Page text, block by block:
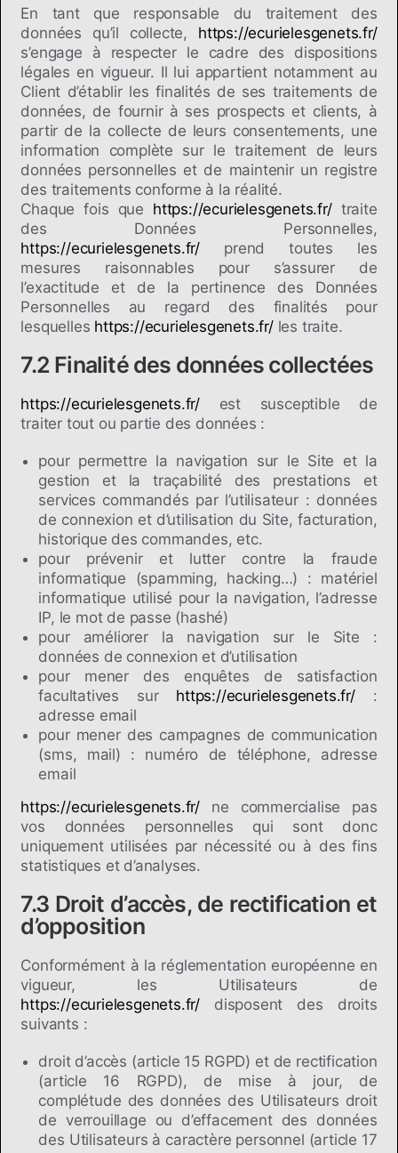
En tant que responsable du traitement des
données qu’il collecte, https://ecurielesgenets.fr/
s’engage à respecter le cadre des dispositions
légales en vigueur. Il lui appartient notamment au
Client d’établir les finalités de ses traitements de
données, de fournir à ses prospects et clients, à
partir de la collecte de leurs consentements, une
information complète sur le traitement de leurs
données personnelles et de maintenir un registre
des traitements conforme à la réalité.
Chaque fois que https://ecurielesgenets.fr/traite
des Données Personnelles,
https://ecurielesgenets.fr/ prend toutes les
mesures raisonnables pour s’assurer de
l’exactitude et de la pertinence des Données
Personnelles au regard des finalités pour
lesquelles https://ecurielesgenets.fr/les traite.
7.2 Finalité des données collectées
https://ecurielesgenets.fr/ est susceptible de
traiter tout ou partie des données :
pour permettre la navigation sur le Site et la
gestion et la traçabilité des prestations et
services commandés par l’utilisateur : données
de connexion et d’utilisation du Site, facturation,
historique des commandes, etc.
pour prévenir et lutter contre la fraude
informatique (spamming, hacking…) : matériel
informatique utilisé pour la navigation, l’adresse
IP, le mot de passe (hashé)
pour améliorer la navigation sur le Site :
données de connexion et d’utilisation
pour mener des enquêtes de satisfaction
facultatives sur https://ecurielesgenets.fr/:
adresse email
pour mener des campagnes de communication
(sms, mail) : numéro de téléphone, adresse
email
https://ecurielesgenets.fr/ ne commercialise pas
vos données personnelles qui sont donc
uniquement utilisées par nécessité ou à des fins
statistiques et d’analyses.
7.3 Droit d’accès, de rectification et
d’opposition
Conformément à la réglementation européenne en
vigueur, les Utilisateurs de
https://ecurielesgenets.fr/ disposent des droits
suivants :
droit d’accès (article 15 RGPD) et de rectification
(article 16 RGPD), de mise à jour, de
complétude des données des Utilisateurs droit
de verrouillage ou d’effacement des données
des Utilisateurs à caractère personnel (article 17